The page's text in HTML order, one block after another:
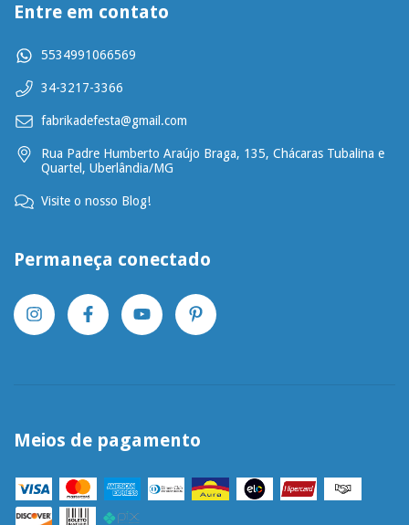
Entre em contato
5534991066569
34-3217-3366
fabrikadefesta@gmail.com
Rua Padre Humberto Araújo Braga, 135, Chácaras Tubalina e
Quartel, Uberlândia/MG
Visite o nosso Blog!
Permaneça conectado
Meios de pagamento